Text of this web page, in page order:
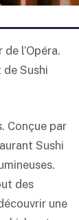
l’Opéra.
Sushi
Conçue par
Sushi
des
une